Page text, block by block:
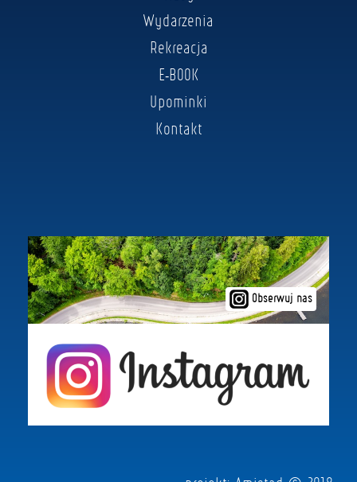
Wydarzenia
Rekreacja
E-BOOK
Upominki
Kontakt
Obserwuj nas